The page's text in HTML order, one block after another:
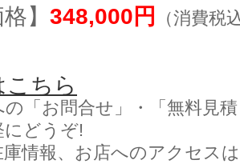
】 348,000円 （消費税
ちら
「お問合せ」・「無料見
にどうぞ!
情報、お店へのアクセス